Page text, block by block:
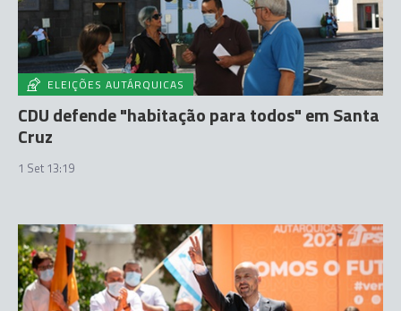
ELEIÇÕES AUTÁRQUICAS
CDU defende "habitação para todos" em Santa
Cruz
1 Set 13:19